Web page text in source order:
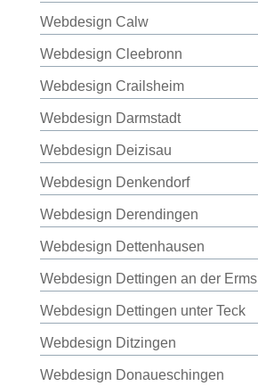
Webdesign Calw
Webdesign Cleebronn
Webdesign Crailsheim
Webdesign Darmstadt
Webdesign Deizisau
Webdesign Denkendorf
Webdesign Derendingen
Webdesign Dettenhausen
Webdesign Dettingen an der Erms
Webdesign Dettingen unter Teck
Webdesign Ditzingen
Webdesign Donaueschingen